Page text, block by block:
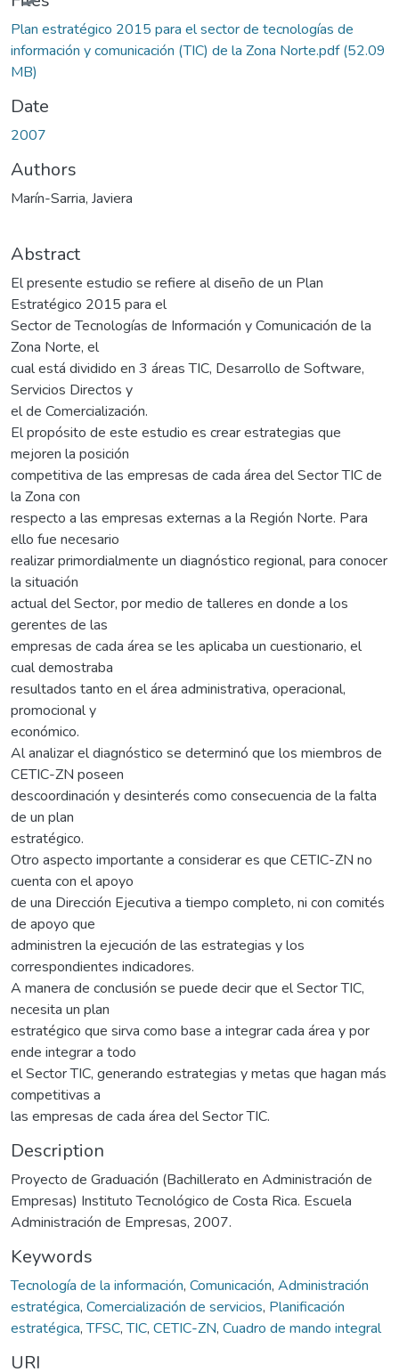
Plan estratégico 2015 para el sector de tecnologías de
información y comunicación (TIC) de la Zona Norte.pdf(52.09
MB)
Date
2007
Authors
Marín-Sarria, Javiera
Abstract
El presente estudio se refiere al diseño de un Plan
Estratégico 2015 para el
Sector de Tecnologías de Información y Comunicación de la
Zona Norte, el
cual está dividido en 3 áreas TIC, Desarrollo de Software,
Servicios Directos y
el de Comercialización.
El propósito de este estudio es crear estrategias que
mejoren la posición
competitiva de las empresas de cada área del Sector TIC de
la Zona con
respecto a las empresas externas a la Región Norte. Para
ello fue necesario
realizar primordialmente un diagnóstico regional, para conocer
la situación
actual del Sector, por medio de talleres en donde a los
gerentes de las
empresas de cada área se les aplicaba un cuestionario, el
cual demostraba
resultados tanto en el área administrativa, operacional,
promocional y
económico.
Al analizar el diagnóstico se determinó que los miembros de
CETIC-ZN poseen
descoordinación y desinterés como consecuencia de la falta
de un plan
estratégico.
Otro aspecto importante a considerar es que CETIC-ZN no
cuenta con el apoyo
de una Dirección Ejecutiva a tiempo completo, ni con comités
de apoyo que
administren la ejecución de las estrategias y los
correspondientes indicadores.
A manera de conclusión se puede decir que el Sector TIC,
necesita un plan
estratégico que sirva como base a integrar cada área y por
ende integrar a todo
el Sector TIC, generando estrategias y metas que hagan más
competitivas a
las empresas de cada área del Sector TIC.
Description
Proyecto de Graduación (Bachillerato en Administración de
Empresas) Instituto Tecnológico de Costa Rica. Escuela
Administración de Empresas, 2007.
Keywords
Tecnología de la información, Comunicación, Administración
estratégica, Comercialización de servicios, Planificación
estratégica,TFSC,TIC, CETIC-ZN, Cuadro de mando integral
URI